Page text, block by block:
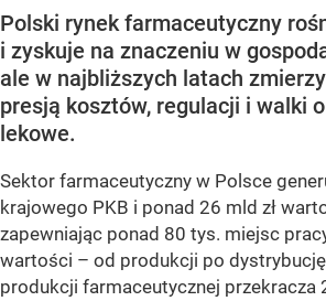
Polski rynek farmaceutyczny
i zyskuje na znaczeniu w
ale w najbliższych latach
presją kosztów, regulacji i walki
lekowe.
Sektor farmaceutyczny w Polsce
krajowego PKB i ponad 26 mld zł
zapewniając ponad 80 tys. miejsc
wartości – od produkcji po
produkcji farmaceutycznej przekracza